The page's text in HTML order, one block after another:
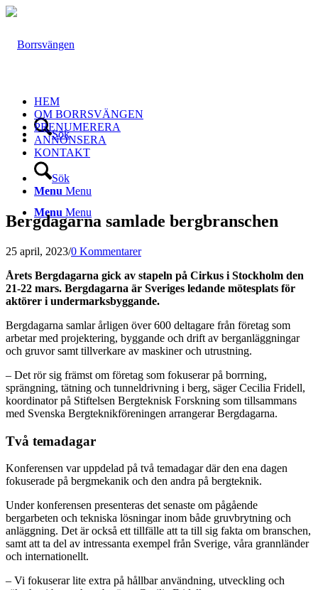
Sök
Menu Menu
HEM
OM BORRSVÄNGEN
PRENUMERERA
ANNONSERA
KONTAKT
Sök
Menu Menu
Bergdagarna samlade bergbranschen
25 april, 2023/0 Kommentarer
Årets Bergdagarna gick av stapeln på Cirkus i Stockholm den
21-22 mars. Bergdagarna är Sveriges ledande mötesplats för
aktörer i undermarksbyggande.
Bergdagarna samlar årligen över 600 deltagare från företag som
arbetar med projektering, byggande och drift av berganläggningar
och gruvor samt tillverkare av maskiner och utrustning.
– Det rör sig främst om företag som fokuserar på borrning,
sprängning, tätning och tunneldrivning i berg, säger Cecilia Fridell,
koordinator på Stiftelsen Bergteknisk Forskning som tillsammans
med Svenska Bergteknikföreningen arrangerar Bergdagarna.
Två temadagar
Konferensen var uppdelad på två temadagar där den ena dagen
fokuserade på bergmekanik och den andra på bergteknik.
Under konferensen presenteras det senaste om pågående
bergarbeten och tekniska lösningar inom både gruvbrytning och
anläggning. Det är också ett tillfälle att ta till sig fakta om branschen,
samt att ta del av intressanta exempel från Sverige, våra grannländer
och internationellt.
– Vi fokuserar lite extra på hållbar användning, utveckling och